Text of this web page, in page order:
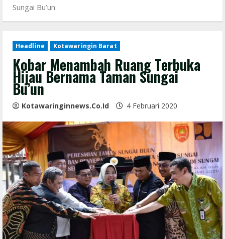
Sungai Bu’un
Headline Kotawaringin Barat
Kobar Menambah Ruang Terbuka
Hijau Bernama Taman Sungai
Bu’un
Kotawaringinnews.co.id 4 Februari 2020